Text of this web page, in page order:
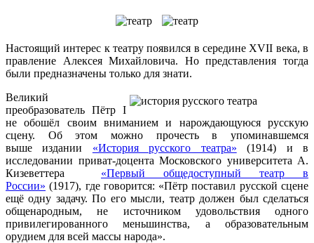
Настоящий интерес к театру появился в середине XVII века, в
правление Алексея Михайловича. Но представления тогда
были предназначены только для знати.
Великий
преобразователь Пётр I
не обошёл своим вниманием и нарождающуюся русскую
сцену. Об этом можно прочесть в упоминавшемся
выше издании «История русского театра» (1914) и в
исследовании приват-доцента Московского университета А.
Кизеветтера «Первый общедоступный театр в
России» (1917), где говорится: «Пётр поставил русской сцене
ещё одну задачу. По его мысли, театр должен был сделаться
общенародным, не источником удовольствия одного
привилегированного меньшинства, а образовательным
орудием для всей массы народа».